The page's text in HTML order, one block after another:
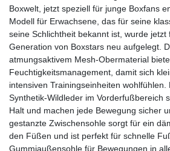
Boxwelt, jetzt speziell für junge Boxfans
Modell für Erwachsene, das für seine
seine Schlichtheit bekannt ist, wurde jetzt
Generation von Boxstars neu aufgelegt.
atmungsaktivem Mesh-Obermaterial
Feuchtigkeitsmanagement, damit sich
intensiven Trainingseinheiten wohlfühlen.
Synthetik-Wildleder im Vorderfußbereich
Halt und machen jede Bewegung sicher
gestanzte Zwischensohle sorgt für ein
den Füßen und ist perfekt für schnelle
Gummiaußensohle für Bewegungen in